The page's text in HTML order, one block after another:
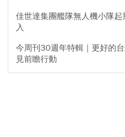
佳世達集團艦隊無人機小隊
入
今周刊30週年特輯｜更好的
見前瞻行動